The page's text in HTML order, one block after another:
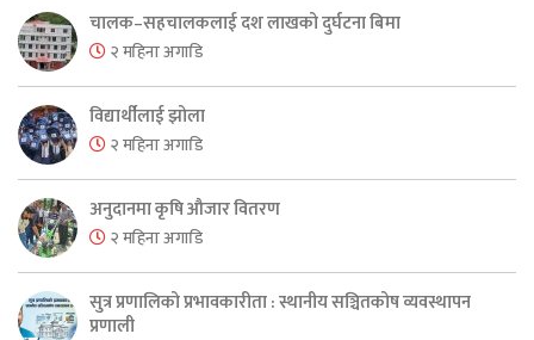
चालक–सहचालकलाई दश लाखको दुर्घटना बिमा
२ महिना अगाडि
विद्यार्थीलाई झोला
२ महिना अगाडि
अनुदानमा कृषि औजार वितरण
२ महिना अगाडि
सुत्र प्रणालिको प्रभावकारीता : स्थानीय सञ्चितकोष व्यवस्थापन
प्रणाली